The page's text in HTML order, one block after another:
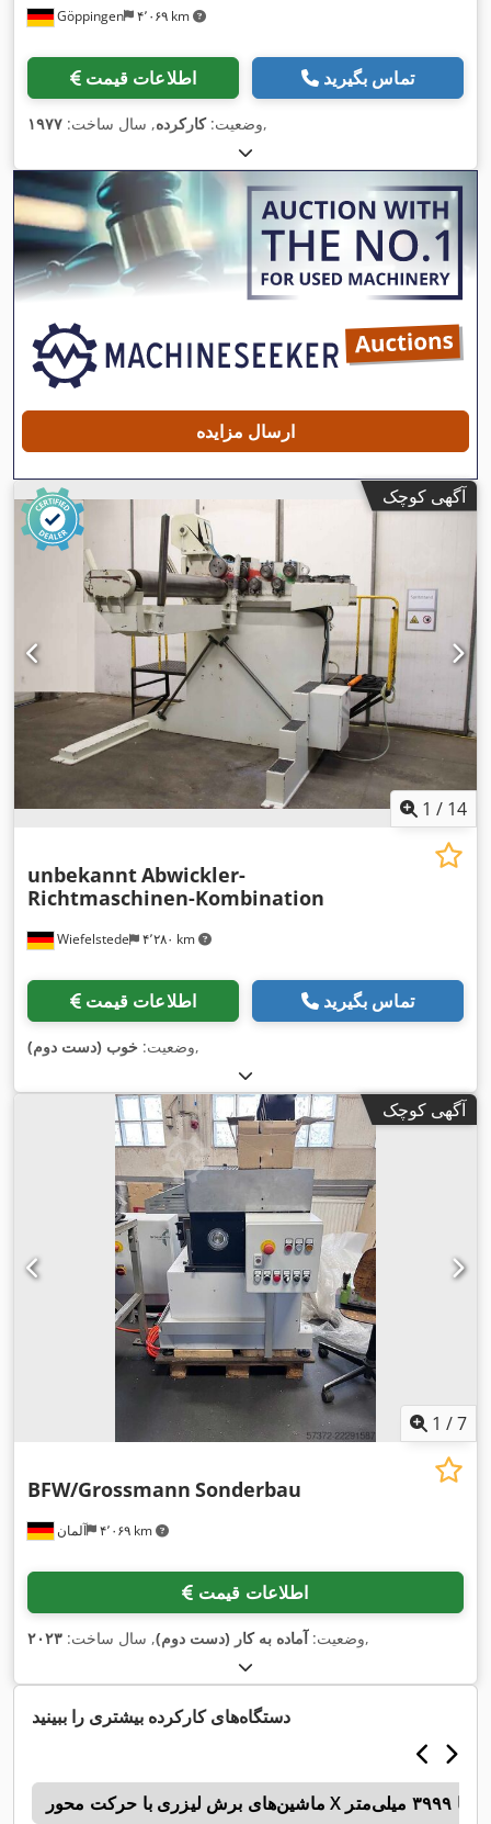
Göppingen ۴٬۰۶۹ km
اطلاعات قیمت تماس بگیرید
وضعیت:کارکرده, سال ساخت: ۱۹۷۷ ,
ارسال مزایده
آگهی کوچک
1 / 14
Wiefelstede ۴٬۲۸۰ km
unbekanntAbwickler-
Richtmaschinen-Kombination
اطلاعات قیمت تماس بگیرید
وضعیت: خوب (دست دوم) ,
آگهی کوچک
1 /7
آلمان ۴٬۰۶۹ km
BFW/Grossmann Sonderbau
اطلاعات قیمت
وضعیت:آماده به کار (دست دوم), سال ساخت: ۲۰۲۳ ,
دستگاه‌های کارکرده بیشتری را ببینید